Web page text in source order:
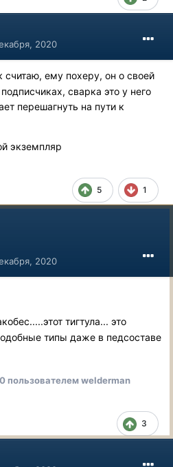
2020
считаю, ему похеру, он о своей
сварка это у него
перешагнуть на пути к
экземпляр
5 1
2020
тигтула... это
типы даже в педсоставе
пользователем welderman
3